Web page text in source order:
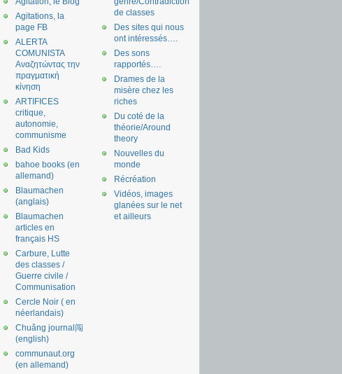
de classes
Des sites qui nous
ont intéressés….
Des sons
rapportés….
Drames de la
misère chez les
riches
Du coté de la
théorie/Around
theory
Nouvelles du
monde
Récréation
Vidéos, images
glanées sur le net
et ailleurs
Agitations, la
page FB
ALERTA
COMUNISTA
Αναζητώντας την
πραγματική
κίνηση
ARTIFICES
critique,
autonomie,
communisme
Bad Kids
bahoe books (en
allemand)
Blaumachen
(anglais)
Blaumachen
articles en
français HS
Carbure, Lutte
des classes /
Guerre civile /
Communisation
Cercle Noir ( en
néerlandais)
Chuǎng journal闯
(english)
communaut.org
(en allemand)